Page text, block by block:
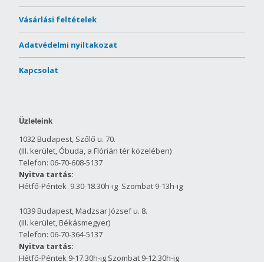
Vásárlási feltételek
Adatvédelmi nyiltakozat
Kapcsolat
Üzleteink
1032 Budapest, Szőlő u. 70.
(III. kerület, Óbuda, a Flórián tér közelében)
Telefon: 06-70-608-5137
Nyitva tartás:
Hétfő-Péntek 9.30-18.30h-ig Szombat 9-13h-ig
1039 Budapest, Madzsar József u. 8.
(III. kerület, Békásmegyer)
Telefon: 06-70-364-5137
Nyitva tartás:
Hétfő-Péntek 9-17.30h-ig Szombat 9-12.30h-ig